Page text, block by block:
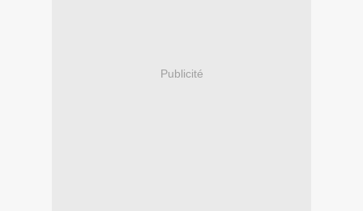
Publicité